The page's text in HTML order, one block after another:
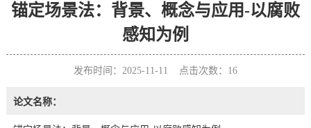
锚定场景法：背景、概念与应用-以腐败
感知为例
发布时间：2025-11-11 点击次数： 16
论文名称：